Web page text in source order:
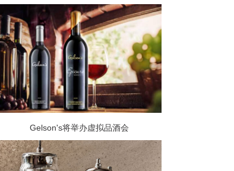
Gelson's将举办虚拟品酒会